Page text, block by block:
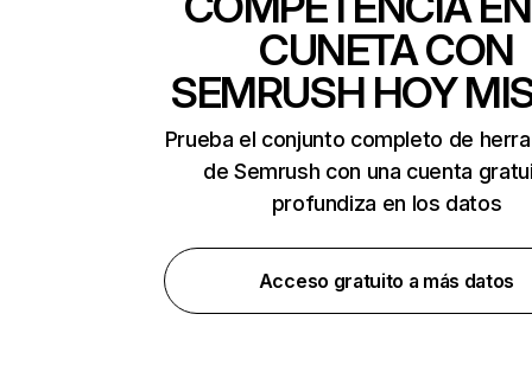
CUNETA CON
SEMRUSH HOY
Prueba el conjunto completo de
de Semrush con una cuenta
profundiza en los datos
Acceso gratuito a más datos